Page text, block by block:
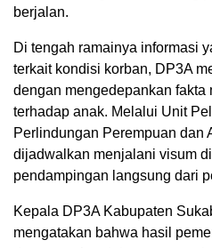
berjalan.
Di tengah ramainya informasi
terkait kondisi korban, DP3A
dengan mengedepankan fakta
terhadap anak. Melalui Unit
Perlindungan Perempuan dan
dijadwalkan menjalani visum
pendampingan langsung dari
Kepala DP3A Kabupaten
mengatakan bahwa hasil